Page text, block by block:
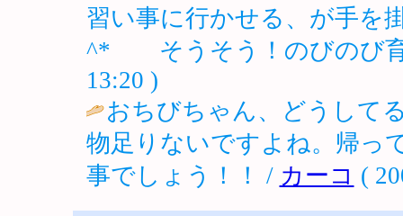
習い事に行かせる、が手を
^* そうそう！のびのび
13:20 )
おちびちゃん、どうして
物足りないですよね。帰っ
事でしょう！！ / カーコ (